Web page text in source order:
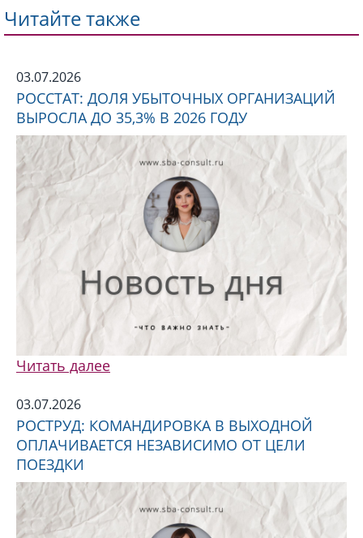
Читайте также
03.07.2026
РОССТАТ: ДОЛЯ УБЫТОЧНЫХ ОРГАНИЗАЦИЙ
ВЫРОСЛА ДО 35,3% В 2026 ГОДУ
Читать далее
03.07.2026
РОСТРУД: КОМАНДИРОВКА В ВЫХОДНОЙ
ОПЛАЧИВАЕТСЯ НЕЗАВИСИМО ОТ ЦЕЛИ
ПОЕЗДКИ